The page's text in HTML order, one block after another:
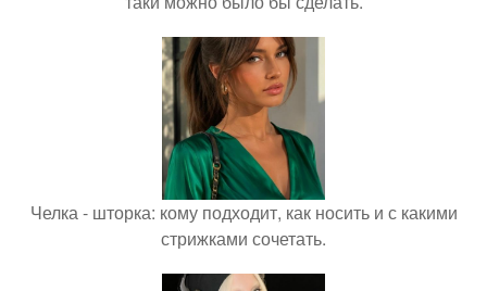
Челка - шторка: кому подходит, как носить и с какими
стрижками сочетать.